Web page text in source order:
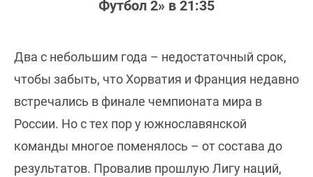
Футбол 2» в 21:35
Два с небольшим года – недостаточный срок,
чтобы забыть, что Хорватия и Франция недавно
встречались в финале чемпионата мира в
России. Но с тех пор у южнославянской
команды многое поменялось – от состава до
результатов. Провалив прошлую Лигу наций,